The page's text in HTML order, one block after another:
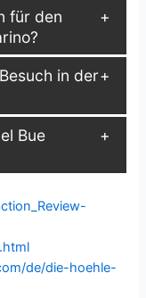
für den
in der
Bue
de/die-hoehle-